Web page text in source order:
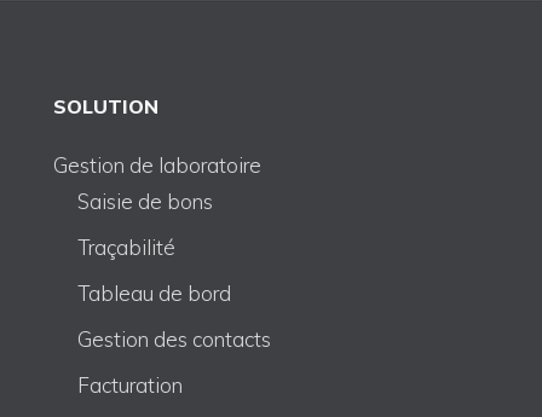
SOLUTION
Gestion de laboratoire
Saisie de bons
Traçabilité
Tableau de bord
Gestion des contacts
Facturation